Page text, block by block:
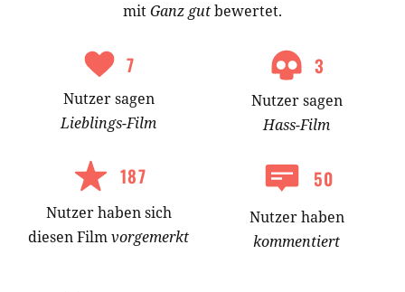
mitGanz gutbewertet.
7
Nutzersagen
Lieblings-Film
3
Nutzersagen
Hass-Film
187
Nutzerhabensich
diesen Filmvorgemerkt
50
Nutzer haben
kommentiert